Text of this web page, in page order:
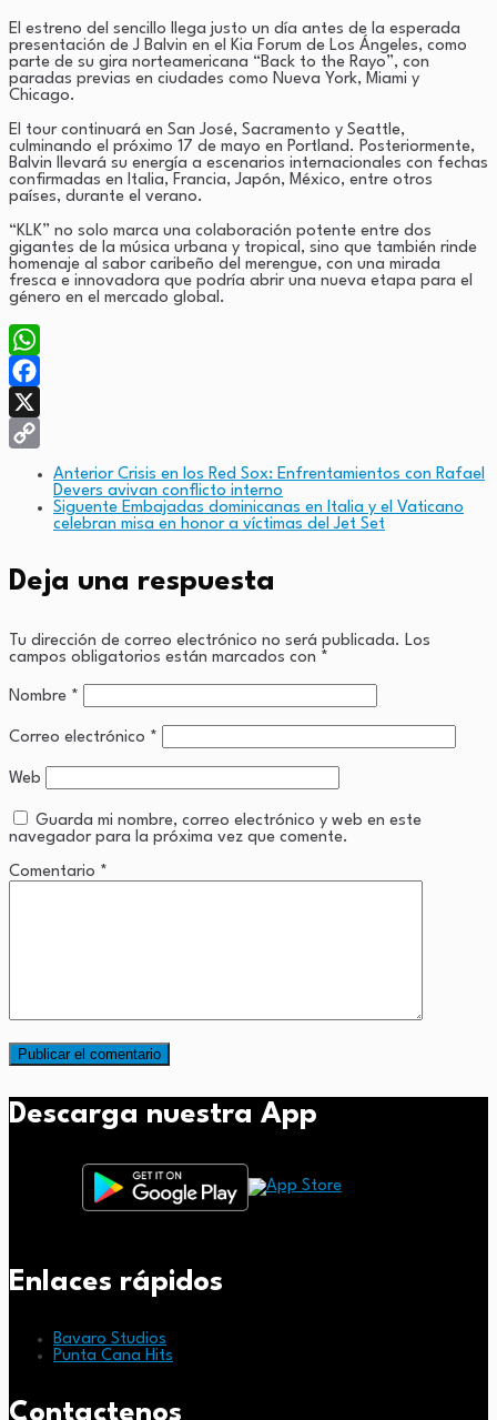
El estreno del sencillo llega justo un día antes de la esperada
presentación de J Balvin en el Kia Forum de Los Ángeles, como
parte de su gira norteamericana “Back to the Rayo”, con
paradas previas en ciudades como Nueva York, Miami y
Chicago.
El tour continuará en San José, Sacramento y Seattle,
culminando el próximo 17 de mayo en Portland. Posteriormente,
Balvin llevará su energía a escenarios internacionales con fechas
confirmadas en Italia, Francia, Japón, México, entre otros
países, durante el verano.
“KLK” no solo marca una colaboración potente entre dos
gigantes de la música urbana y tropical, sino que también rinde
homenaje al sabor caribeño del merengue, con una mirada
fresca e innovadora que podría abrir una nueva etapa para el
género en el mercado global.
WhatsApp
Facebook
X
Anterior Crisis en los Red Sox: Enfrentamientos con Rafael
Devers avivan conflicto interno
Siguente Embajadas dominicanas en Italia y el Vaticano
celebran misa en honor a víctimas del Jet Set
Deja una respuesta
Tu dirección de correo electrónico no será publicada. Los
campos obligatorios están marcados con *
Nombre *
Correo electrónico *
Web
Guarda mi nombre, correo electrónico y web en este
navegador para la próxima vez que comente.
Comentario *
Descarga nuestra App
Enlaces rápidos
Bavaro Studios
Punta Cana Hits
Contactenos